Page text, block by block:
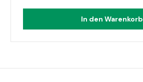
In den Warenkorb